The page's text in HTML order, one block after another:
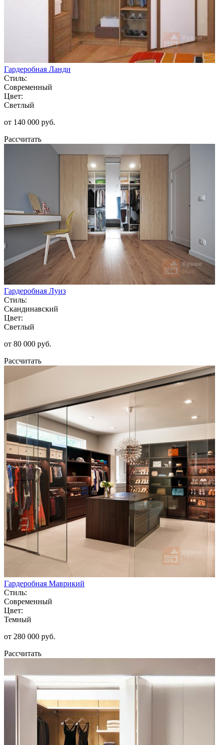
Гардеробная Ланди
Стиль:
Современный
Цвет:
Светлый
от 140 000 руб.
Рассчитать
Гардеробная Луиз
Стиль:
Скандинавский
Цвет:
Светлый
от 80 000 руб.
Рассчитать
Гардеробная Маврикий
Стиль:
Современный
Цвет:
Темный
от 280 000 руб.
Рассчитать